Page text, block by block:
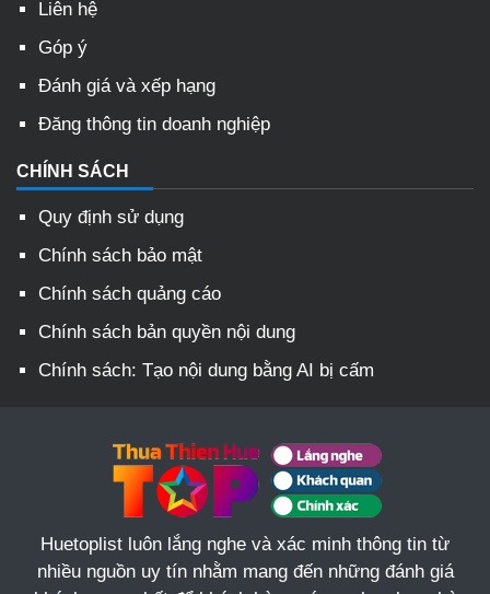
Liên hệ
Góp ý
Đánh giá và xếp hạng
Đăng thông tin doanh nghiệp
CHÍNH SÁCH
Quy định sử dụng
Chính sách bảo mật
Chính sách quảng cáo
Chính sách bản quyền nội dung
Chính sách: Tạo nội dung bằng AI bị cấm
Huetoplist luôn lắng nghe và xác minh thông tin từ
nhiều nguồn uy tín nhằm mang đến những đánh giá